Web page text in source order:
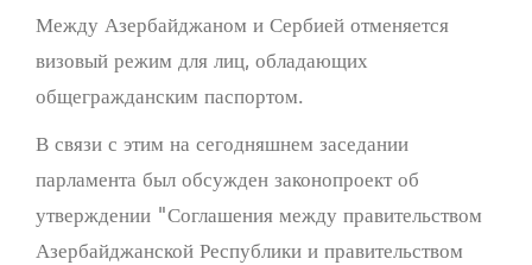
Между Азербайджаном и Сербией отменяется
визовый режим для лиц, обладающих
общегражданским паспортом.
В связи с этим на сегодняшнем заседании
парламента был обсужден законопроект об
утверждении "Соглашения между правительством
Азербайджанской Республики и правительством